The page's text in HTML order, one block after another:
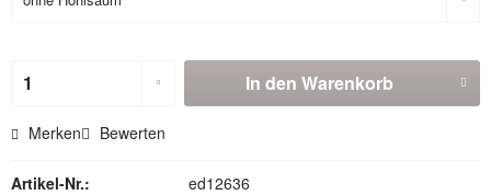
In den Warenkorb
Merken Bewerten
Artikel-Nr.: ed12636